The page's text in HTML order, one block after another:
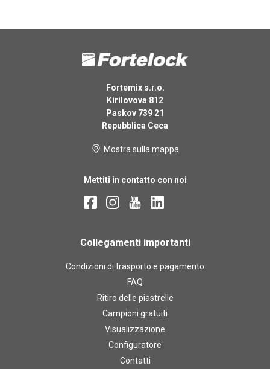
Fortemix s.r.o.
Kirilovova 812
Paskov 739 21
Repubblica Ceca
Mostra sulla mappa
Mettiti in contatto con noi
Collegamenti importanti
Condizioni di trasporto e pagamento
FAQ
Ritiro delle piastrelle
Campioni gratuiti
Visualizzazione
Configuratore
Contatti